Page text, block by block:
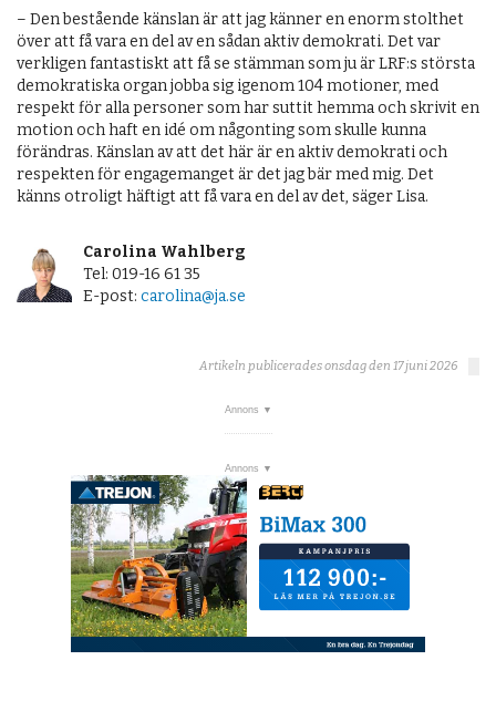
– Den bestående känslan är att jag känner en enorm stolthet
över att få vara en del av en sådan aktiv demokrati. Det var
verkligen fantastiskt att få se stämman som ju är LRF:s största
demokratiska organ jobba sig igenom 104 motioner, med
respekt för alla personer som har suttit hemma och skrivit en
motion och haft en idé om någonting som skulle kunna
förändras. Känslan av att det här är en aktiv demokrati och
respekten för engagemanget är det jag bär med mig. Det
känns otroligt häftigt att få vara en del av det, säger Lisa.
Carolina Wahlberg
Tel: 019-16 61 35
E-post: carolina@ja.se
Artikeln publicerades onsdag den 17 juni 2026